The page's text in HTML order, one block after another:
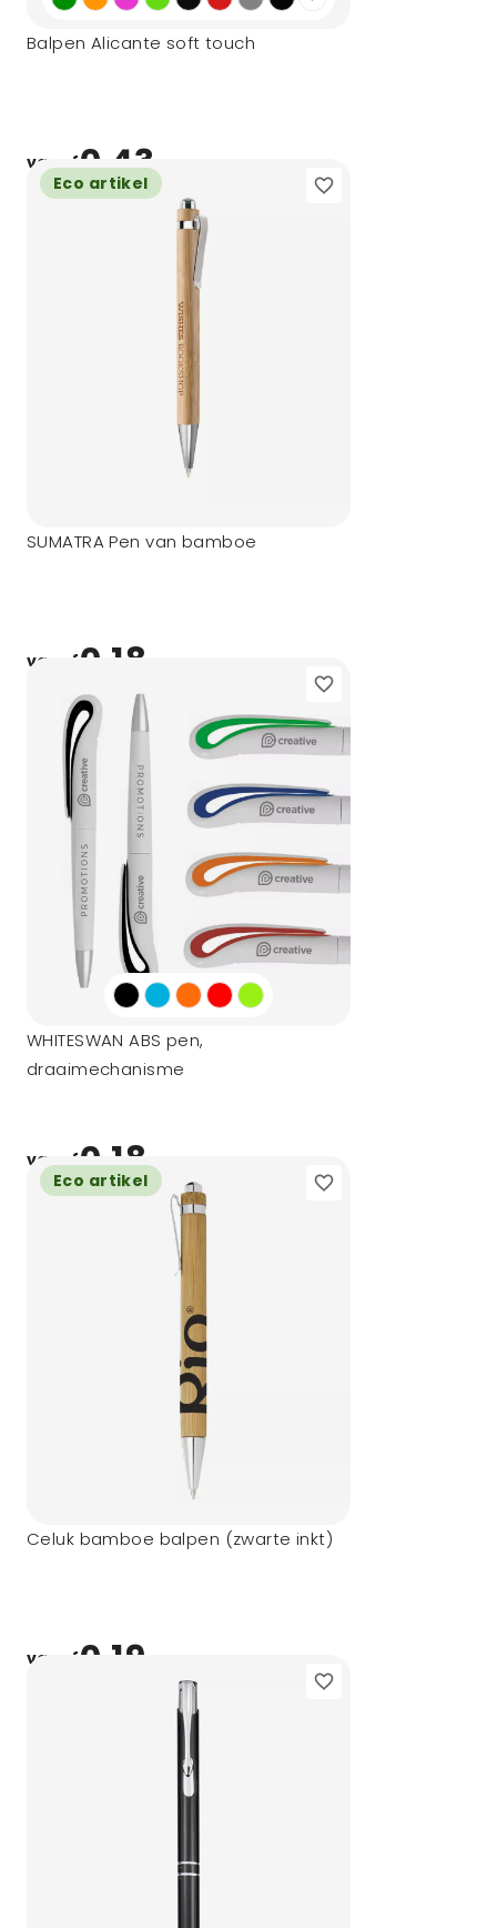
Balpen Alicante soft touch
vanaf0,43
Eco artikel
SUMATRA Pen van bamboe
vanaf0,18
WHITESWAN ABS pen,
draaimechanisme
vanaf0,18
Eco artikel
Celuk bamboe balpen (zwarte inkt)
vanaf0,19